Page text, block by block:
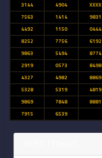
3144
4904 XXXX
7563
1414 9831
4492
1150 0444
8252
7756 6192
9863
5494 8774
2919
0573 8498
4327
4982 8869
5328
5319 4819
9869
7848 8881
7915
6539